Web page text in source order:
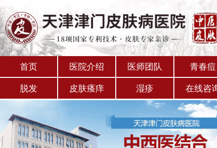
首页 医院介绍 医师团队 青春痘
脱发 皮肤瘙痒 湿疹 在线咨